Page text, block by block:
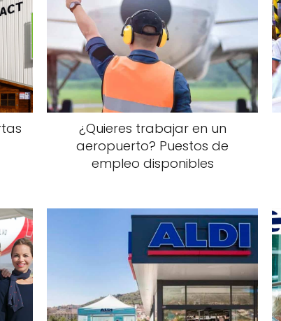
¿Quieres trabajar en un
aeropuerto? Puestos de
empleo disponibles